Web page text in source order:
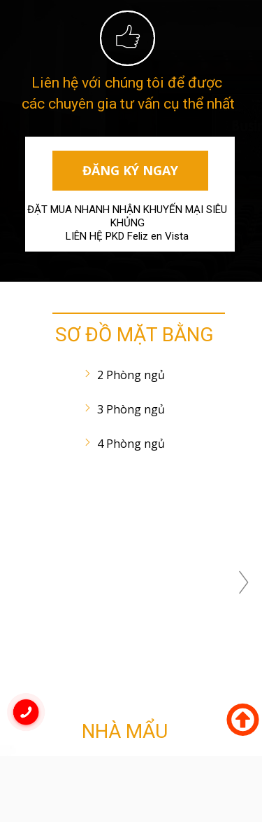
Liên hệ với chúng tôi để được
các chuyên gia tư vấn cụ thể nhất
ĐĂNG KÝ NGAY
ĐẶT MUA NHANH NHẬN KHUYẾN MẠI SIÊU
KHỦNG
LIÊN HỆ PKD Feliz en Vista
2 Phòng ngủ
3 Phòng ngủ
4 Phòng ngủ
SƠ ĐỒ MẶT BẰNG
NHÀ MẨU